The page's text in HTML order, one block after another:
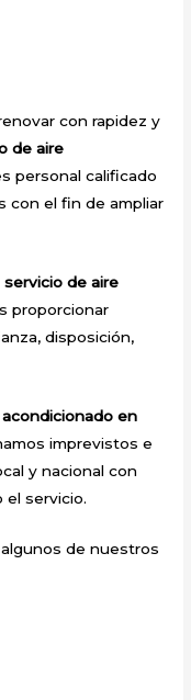
con rapidez y
de aire
personal calificado
con el fin de ampliar
servicio de aire
proporcionar
disposición,
en
imprevistos e
y nacional con
el servicio.
de nuestros